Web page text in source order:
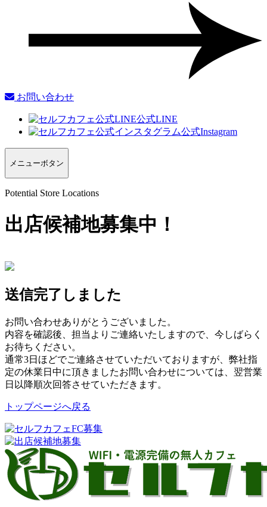
お問い合わせ
公式LINE
公式Instagram
メニューボタン
Potential Store Locations
出店候補地募集中！
送信完了しました
お問い合わせありがとうございました。
内容を確認後、担当よりご連絡いたしますので、今しばらく
お待ちください。
通常3日ほどでご連絡させていただいておりますが、弊社指
定の休業日中に頂きましたお問い合わせについては、翌営業
日以降順次回答させていただきます。
トップページへ戻る